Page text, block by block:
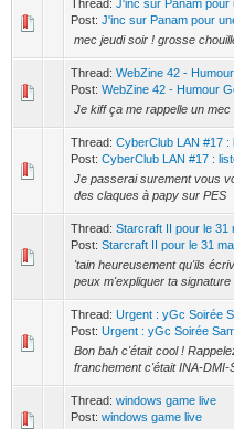
Thread: J'inc sur Panam pour
Post: J'inc sur Panam pour
mec jeudi soir ! grosse
Thread: WebZine 42 -
Post: WebZine 42 - Humour
Je kiff ça me rappelle un
Thread: CyberClub LAN #17
Post: CyberClub LAN #17 :
Je passerai surement vous
des claques à papy sur PES
Thread: Starcraft II pour le 31
Post: Starcraft II pour le 31
'tain heureusement qu'ils
peux m'expliquer ta signature
Thread: Urgent : yGc Soirée
Post: Urgent : yGc Soirée
Bon bah c'était cool !
franchement c'était INA-
Thread: windows game live
Post: windows game live